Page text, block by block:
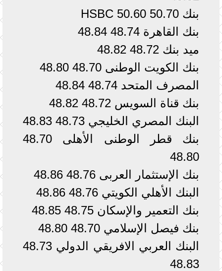
بنك HSBC 50.60 50.70
بنك القاهرة 48.74 48.84
ميد بنك 48.72 48.82
بنك الكويت الوطنى 48.70 48.80
المصرف المتحد 48.74 48.84
بنك قناة السويس 48.72 48.82
البنك المصري الخليجي 48.73 48.83
بنك قطر الوطنى الأهلى 48.70
48.80
بنك الإستثمار العربى 48.76 48.86
البنك الأهلي الكويتي 48.76 48.86
بنك التعمير والإسكان 48.75 48.85
بنك فيصل الإسلامي 48.70 48.80
البنك العربي الافريقي الدولي 48.73
48.83